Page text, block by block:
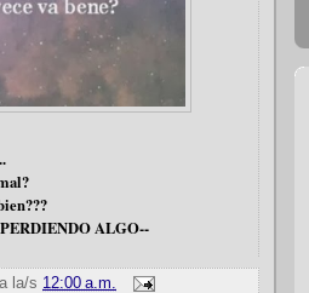
ALGO--
a la/s 12:00 a.m.